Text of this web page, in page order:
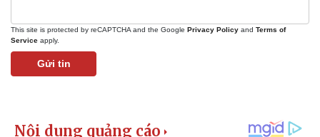
This site is protected by reCAPTCHA and the Google Privacy Policy and Terms of
Service apply.
Gửi tin